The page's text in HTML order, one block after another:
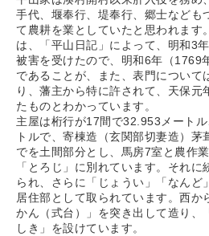
手代、堰奉行、堤奉行、郷士なども
て農耕を業としていたと思われます
は、「平山日記」によって、明和3
被害を受けたので、明和6年（1769
であることが、また、表門について
り、藩主から特に許されて、天保
たものとわかっています。
主屋は桁行が17間で32.953メート
トルで、寄棟造（玄関部切妻造）茅
でを土間部分とし、馬房7室と農作
「とろじ」に別れています。それ
られ、さらに「じょうい」「なんど
居住部として取られています。西か
かん（式台）」を突き出して造り、
しき」を設けています。